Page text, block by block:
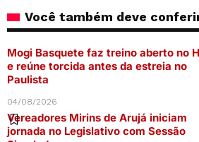
Você também deve
Mogi Basquete faz treino aberto no
e reúne torcida antes da estreia no
Paulista
04/08/2026
Vereadores Mirins de Arujá iniciam
jornada no Legislativo com Sessão